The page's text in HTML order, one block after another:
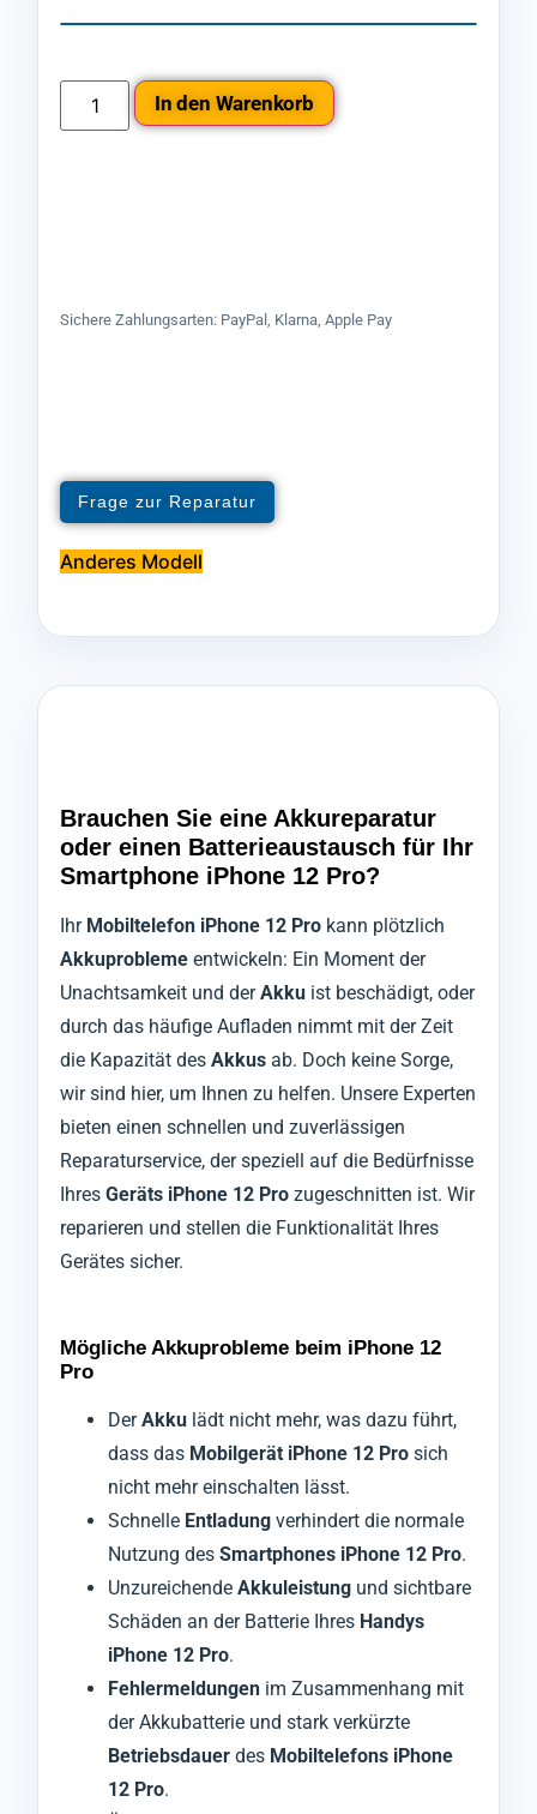
In den Warenkorb
Sichere Zahlungsarten: PayPal, Klarna, Apple Pay
Frage zur Reparatur
Anderes Modell
Brauchen Sie eine Akkureparatur
oder einen Batterieaustausch für Ihr
Smartphone iPhone 12 Pro?
Ihr Mobiltelefon iPhone 12 Pro kann plötzlich
Akkuprobleme entwickeln: Ein Moment der
Unachtsamkeit und derAkku ist beschädigt, oder
durch das häufige Aufladen nimmt mit der Zeit
die Kapazität des Akkus ab. Doch keine Sorge,
wir sind hier, um Ihnen zu helfen. Unsere Experten
bieten einen schnellen und zuverlässigen
Reparaturservice, der speziell auf die Bedürfnisse
Ihres Geräts iPhone 12 Pro zugeschnitten ist. Wir
reparieren und stellen die Funktionalität Ihres
Gerätes sicher.
Mögliche Akkuprobleme beim iPhone 12
Pro
DerAkku lädt nicht mehr, was dazu führt,
dass das Mobilgerät iPhone 12 Pro sich
nicht mehr einschalten lässt.
Schnelle Entladung verhindert die normale
Nutzung des Smartphones iPhone 12 Pro.
Unzureichende Akkuleistung und sichtbare
Schäden an der Batterie Ihres Handys
iPhone 12 Pro.
Fehlermeldungen im Zusammenhang mit
der Akkubatterie und stark verkürzte
Betriebsdauer des Mobiltelefons iPhone
12 Pro.